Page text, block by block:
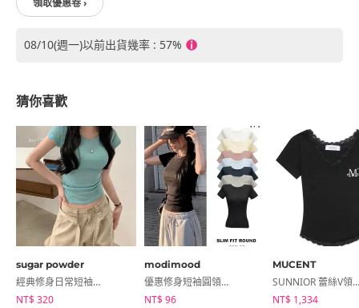
領取優惠卷 ›
08/10(週一)以前出貨幾率 : 57%
猜你喜歡
sugar powder
經典修身日常短袖T恤
NT$ 320
modimood
優惠修身短袖圓領T恤
NT$ 96
MUCENT
SUNNIOR 蕾絲V領短袖T恤
NT$ 1,334